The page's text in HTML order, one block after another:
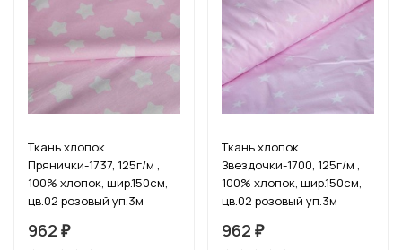
Ткань хлопок
Прянички-1737, 125г/м ,
100% хлопок, шир.150см,
цв.02 розовый уп.3м
962 ₽
Ткань хлопок
Звездочки-1700, 125г/м ,
100% хлопок, шир.150см,
цв.02 розовый уп.3м
962 ₽